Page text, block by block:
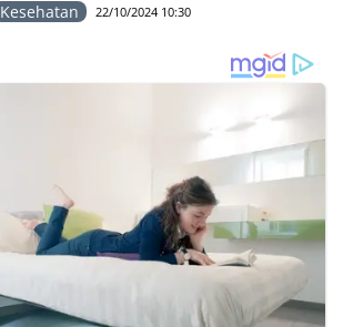
Kesehatan 22/10/2024 10:30